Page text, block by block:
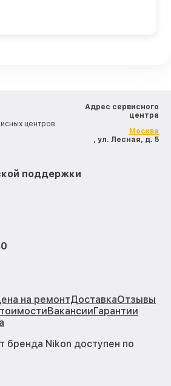
центров
Адрес сервисного
центра
Москва
, ул. Лесная, д. 5
поддержки
на ремонтДоставкаОтзывы
ВакансииГарантии
бренда Nikon доступен по